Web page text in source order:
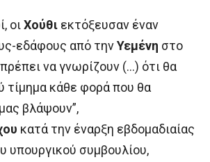
οιΧούθι εκτόξευσαν έναν
εδάφους από τηνΥεμένη στο
να γνωρίζουν (…) ότι θα
τίμημα κάθε φορά που θα
βλάψουν”,
κατά την έναρξη εβδομαδιαίας
υπουργικού συμβουλίου,